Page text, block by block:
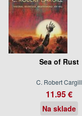
Sea of Rust
C. Robert Cargill
11.95 €
Na sklade